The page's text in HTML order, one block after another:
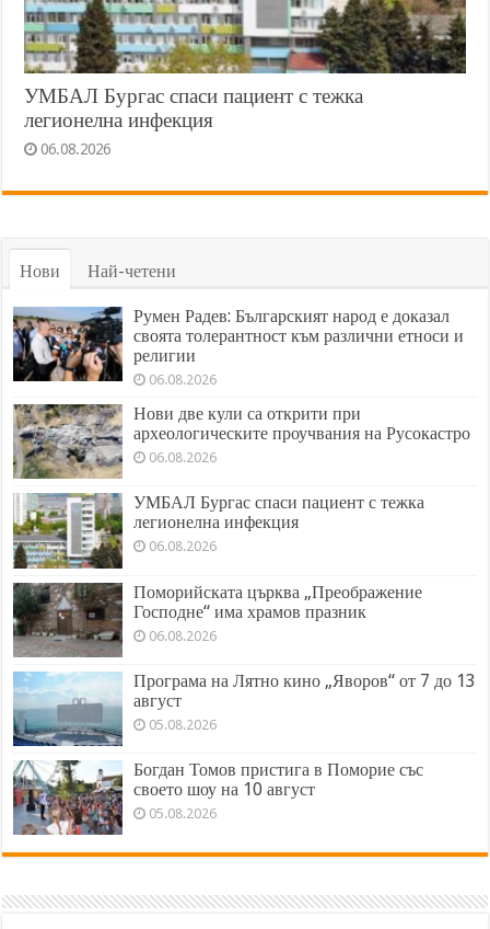
УМБАЛ Бургас спаси пациент с тежка
легионелна инфекция
06.08.2026
Нови Най-четени
Румен Радев: Българският народ е доказал
своята толерантност към различни етноси и
религии
06.08.2026
Нови две кули са открити при
археологическите проучвания на Русокастро
06.08.2026
УМБАЛ Бургас спаси пациент с тежка
легионелна инфекция
06.08.2026
Поморийската църква „Преображение
Господне“ има храмов празник
06.08.2026
Програма на Лятно кино „Яворов“ от 7 до 13
август
05.08.2026
Богдан Томов пристига в Поморие със
своето шоу на 10 август
05.08.2026